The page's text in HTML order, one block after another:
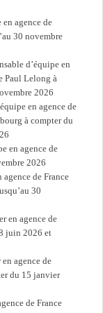
en agence de
30 novembre
d’équipe en
Paul Lelong à
2026
en agence de
à compter du
en agence de
2026
de France
30
en agence de
juin 2026 et
agence de
du 15 janvier
de France